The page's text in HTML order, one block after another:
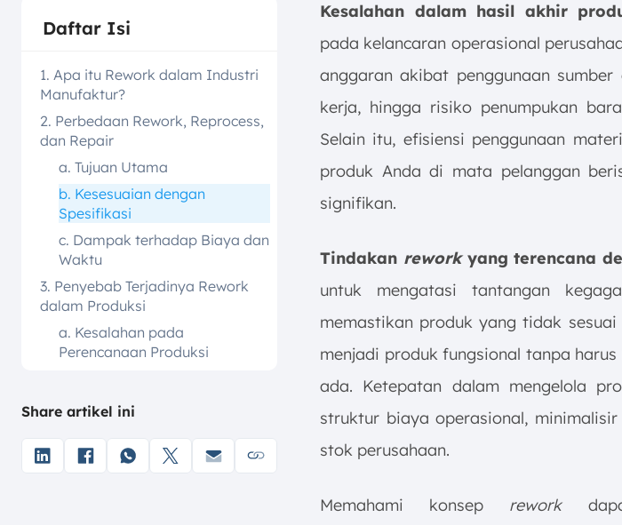
Daftar Isi
1. Apa itu Rework dalam Industri
Manufaktur?
2. Perbedaan Rework, Reprocess,
dan Repair
a. Tujuan Utama
b. Kesesuaian dengan
Spesifikasi
c. Dampak terhadap Biaya dan
Waktu
3. Penyebab Terjadinya Rework
dalam Produksi
a. Kesalahan pada
Perencanaan Produksi
Kendali Kualitas
d. Keterbatasan Teknologi dan
Share artikel ini
Kesalahan dalam hasil akhir
pada kelancaran operasional
anggaran akibat penggunaan
kerja, hingga risiko penumpukan
Selain itu, efisiensi penggunaan
produk Anda di mata pelanggan
signifikan.
Tindakan reworkyang terencana
untuk mengatasi tantangan
memastikan produk yang tidak
menjadi produk fungsional tanpa
ada. Ketepatan dalam mengelola
struktur biaya operasional,
stok perusahaan.
Memahami konsep rework